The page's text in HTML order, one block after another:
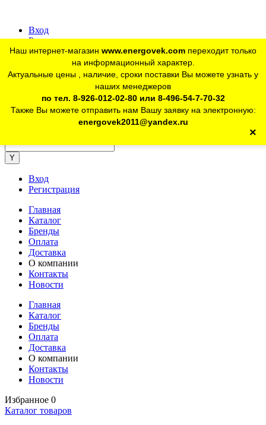
Вход
Регистрация
Для юр. лиц:+7 (926) 012-02-80
telegram Розничный магазин:+7 (925) 902-46-10
Наш интернет-магазин www.energovek.com переходит только
на информационный характер.
Актуальные цены , наличие, сроки поставки Вы можете узнать у
наших менеджеров
по тел. 8-926-012-02-80 или 8-496-54-7-70-32
Также Вы можете отправить нам Вашу заявку на электронную:
energovek2011@yandex.ru
×
Вход
Регистрация
Главная
Каталог
Бренды
Оплата
Доставка
О компании
Контакты
Новости
Главная
Каталог
Бренды
Оплата
Доставка
О компании
Контакты
Новости
Избранное 0
Каталог товаров